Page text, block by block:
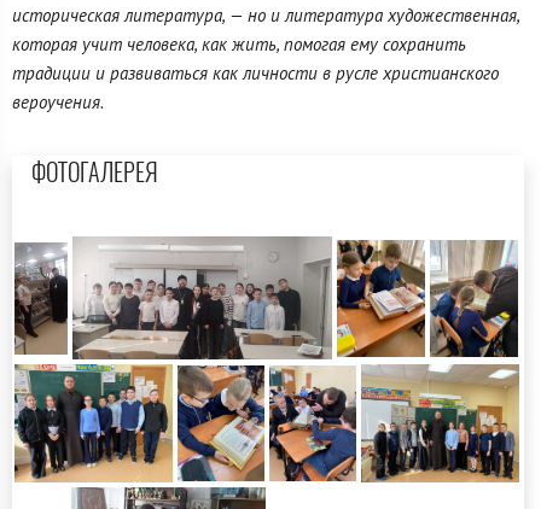
историческая литература, — но и литература художественная,
которая учит человека, как жить, помогая ему сохранить
традиции и развиваться как личности в русле христианского
вероучения.
ФОТОГАЛЕРЕЯ